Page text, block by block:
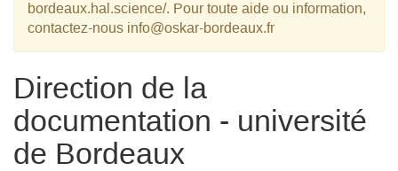
bordeaux.hal.science/. Pour toute aide ou information,
contactez-nous info@oskar-bordeaux.fr
Direction de la
documentation - université
de Bordeaux